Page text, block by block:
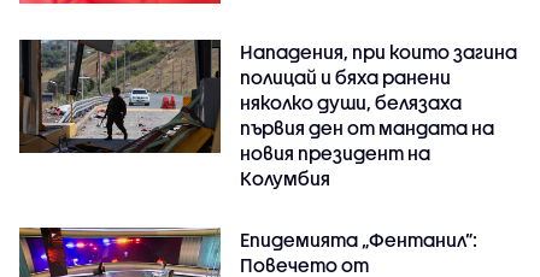
Нападения, при които загина
полицай и бяха ранени
няколко души, белязаха
първия ден от мандата на
новия президент на
Колумбия
Епидемията „Фентанил”:
Повечето от